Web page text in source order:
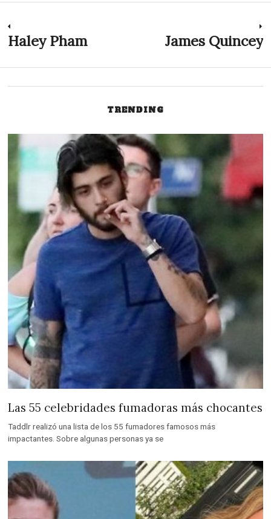
Navegación
de
Previous
Haley Pham James Quincey
TRENDING
Las 55 celebridades fumadoras más chocantes
Taddlr realizó una lista de los 55 fumadores famosos más
impactantes. Sobre algunas personas ya se